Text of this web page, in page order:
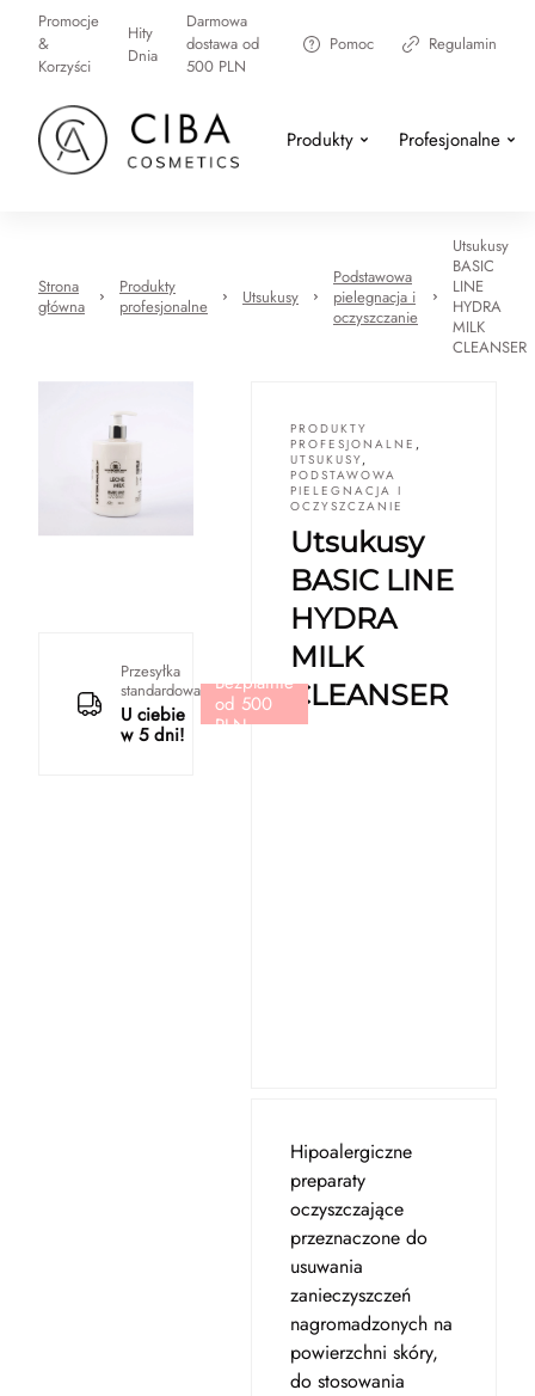
Promocje
&
Korzyści
Hity
Dnia
Darmowa
dostawa od
500 PLN
Pomoc Regulamin
Produkty Profesjonalne
Strona
główna
Produkty
profesjonalne
Utsukusy
Podstawowa
pielegnacja i
oczyszczanie
Utsukusy
BASIC
LINE
HYDRA
MILK
CLEANSER
Przesyłka
standardowa
U ciebie
w 5 dni!
Bezpłatnie
od 500
PLN
PRODUKTY
PROFESJONALNE ,
UTSUKUSY,
PODSTAWOWA
PIELEGNACJA I
OCZYSZCZANIE
Utsukusy
BASIC LINE
HYDRA
MILK
CLEANSER
Hipoalergiczne
preparaty
oczyszczające
przeznaczone do
usuwania
zanieczyszczeń
nagromadzonych na
powierzchni skóry,
do stosowania